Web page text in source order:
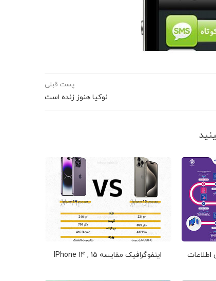
پست قبلی
نوکیا هنوز زنده است
اینفوگرافیک مقایسه IPhone 14 , 15
اطلاعات